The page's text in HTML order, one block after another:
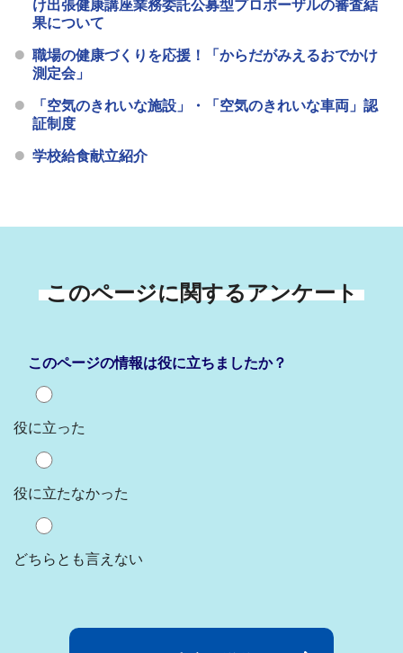
け出張健康講座業務委託公募型プロポーザルの審査結
果について
職場の健康づくりを応援！「からだがみえるおでかけ
測定会」
「空気のきれいな施設」・「空気のきれいな車両」認
証制度
学校給食献立紹介
このページに関するアンケート
このページの情報は役に立ちましたか？
役に立った
役に立たなかった
どちらとも言えない